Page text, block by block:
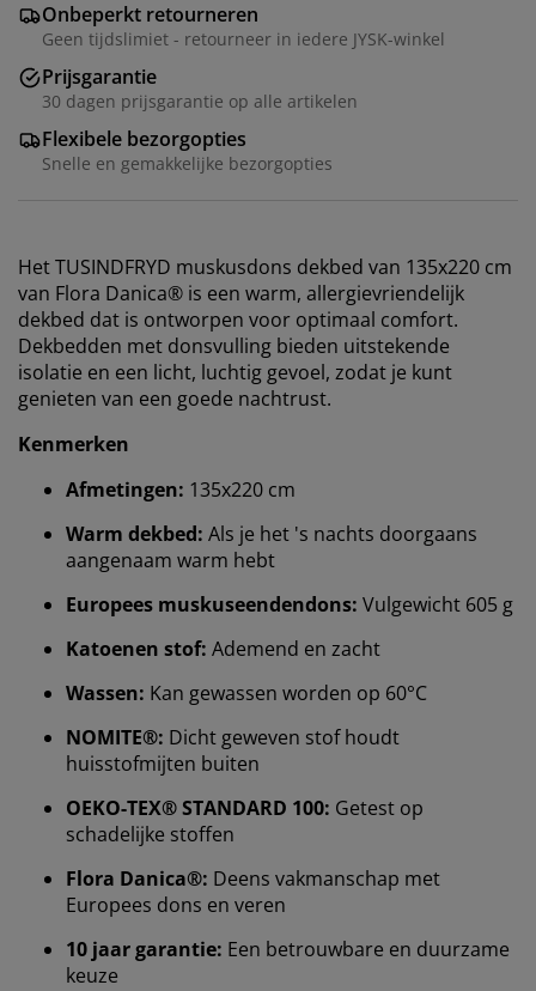
Onbeperkt retourneren
Geen tijdslimiet - retourneer in iedere JYSK-winkel
Prijsgarantie
30 dagen prijsgarantie op alle artikelen
Flexibele bezorgopties
Snelle en gemakkelijke bezorgopties
Het TUSINDFRYD muskusdons dekbed van 135x220 cm
van Flora Danica® is een warm, allergievriendelijk
dekbed dat is ontworpen voor optimaal comfort.
Dekbedden met donsvulling bieden uitstekende
isolatie en een licht, luchtig gevoel, zodat je kunt
genieten van een goede nachtrust.
Kenmerken
Afmetingen: 135x220 cm
Warm dekbed: Als je het 's nachts doorgaans
aangenaam warm hebt
Europees muskuseendendons: Vulgewicht 605 g
Katoenen stof: Ademend en zacht
Wassen: Kan gewassen worden op 60°C
NOMITE®: Dicht geweven stof houdt
huisstofmijten buiten
OEKO-TEX® STANDARD 100: Getest op
schadelijke stoffen
Flora Danica®: Deens vakmanschap met
Europees dons en veren
10 jaar garantie: Een betrouwbare en duurzame
keuze
We personaliseren jouw ervaring
Bij JYSK gebruiken we cookies en mobiele identifiers
om een goede ervaring te garanderen bij het bezoeken
van onze website. Cookies verzamelen informatie over
jou voor functionaliteit, statistieken en relevante
Als we marketingcookies accepteren, delen we je